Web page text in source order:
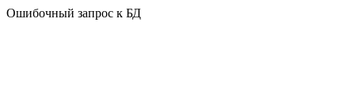
Ошибочный запрос к БД